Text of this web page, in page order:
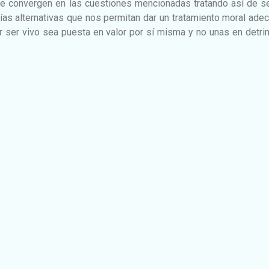
convergen en las cuestiones mencionadas tratando así de
alternativas que nos permitan dar un tratamiento moral
ser vivo sea puesta en valor por sí misma y no unas en